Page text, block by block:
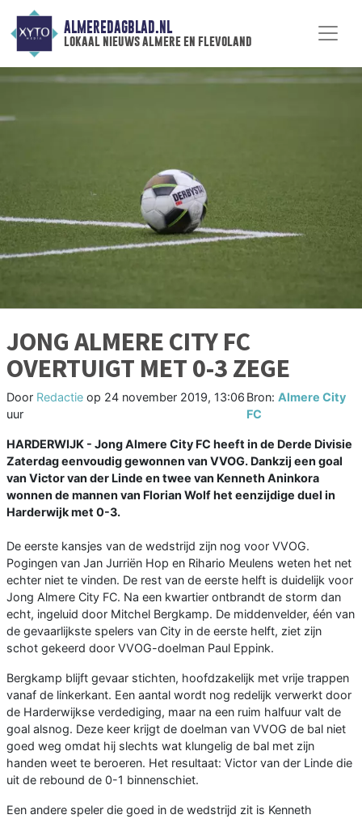
ALMEREDAGBLAD.NL
lokaal nieuws almere en flevoland
JONG ALMERE CITY FC
OVERTUIGT MET 0-3 ZEGE
Door Redactie op 24 november 2019, 13:06
uur
Bron:Almere City
FC
HARDERWIJK - Jong Almere City FC heeft in de Derde Divisie
Zaterdag eenvoudig gewonnen van VVOG. Dankzij een goal
van Victor van der Linde en twee van Kenneth Aninkora
wonnen de mannen van Florian Wolf het eenzijdige duel in
Harderwijk met 0-3.
De eerste kansjes van de wedstrijd zijn nog voor VVOG.
Pogingen van Jan Jurriën Hop en Rihario Meulens weten het net
echter niet te vinden. De rest van de eerste helft is duidelijk voor
Jong Almere City FC. Na een kwartier ontbrandt de storm dan
echt, ingeluid door Mitchel Bergkamp. De middenvelder, één van
de gevaarlijkste spelers van City in de eerste helft, ziet zijn
schot gekeerd door VVOG-doelman Paul Eppink.
Bergkamp blijft gevaar stichten, hoofdzakelijk met vrije trappen
vanaf de linkerkant. Een aantal wordt nog redelijk verwerkt door
de Harderwijkse verdediging, maar na een ruim halfuur valt de
goal alsnog. Deze keer krijgt de doelman van VVOG de bal niet
goed weg omdat hij slechts wat klungelig de bal met zijn
handen weet te beroeren. Het resultaat: Victor van der Linde die
uit de rebound de 0-1 binnenschiet.
Een andere speler die goed in de wedstrijd zit is Kenneth